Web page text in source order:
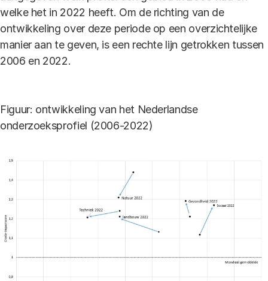
welke het in 2022 heeft. Om de richting van de
ontwikkeling over deze periode op een overzichtelijke
manier aan te geven, is een rechte lijn getrokken tussen
2006 en 2022.
Figuur: ontwikkeling van het Nederlandse
onderzoeksprofiel (2006-2022)